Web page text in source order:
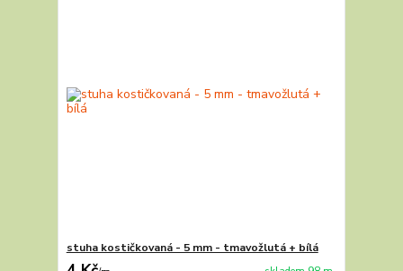
stuha kostičkovaná - 5 mm - tmavožlutá + bílá